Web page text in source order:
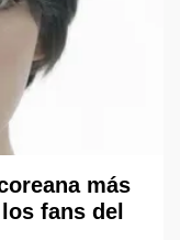
más
fans del